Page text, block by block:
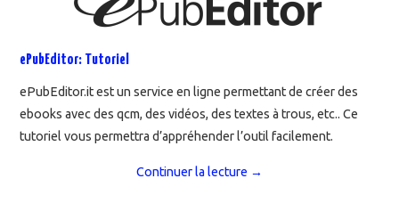
ePubEditor: Tutoriel
ePubEditor.it est un service en ligne permettant de créer des
ebooks avec des qcm, des vidéos, des textes à trous, etc.. Ce
tutoriel vous permettra d’appréhender l’outil facilement.
Continuer la lecture →